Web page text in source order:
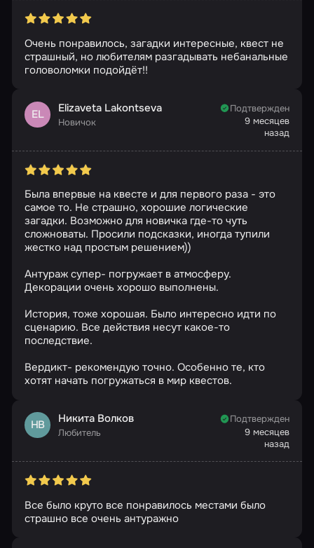
Очень понравилось, загадки интересные, квест не
страшный, но любителям разгадывать небанальные
головоломки подойдёт!!
EL Elizaveta Lakontseva
Новичок
Подтвержден
9 месяцев
назад
Была впервые на квесте и для первого раза - это
самое то. Не страшно, хорошие логические
загадки. Возможно для новичка где-то чуть
сложноваты. Просили подсказки, иногда тупили
жестко над простым решением))
Антураж супер- погружает в атмосферу.
Декорации очень хорошо выполнены.
История, тоже хорошая. Было интересно идти по
сценарию. Все действия несут какое-то
последствие.
Вердикт- рекомендую точно. Особенно те, кто
хотят начать погружаться в мир квестов.
НВ Никита Волков
Любитель
Подтвержден
9 месяцев
назад
Все было круто все понравилось местами было
страшно все очень антуражно